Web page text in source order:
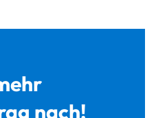
nach!